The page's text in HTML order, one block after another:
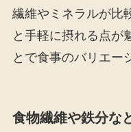
繊維やミネラルが比
と手軽に摂れる点が
とで食事のバリエー
食物繊維や鉄分な